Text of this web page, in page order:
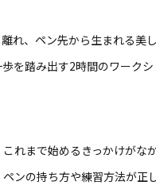
れ、ペン先から生まれる
を踏み出す2時間のワークシ
これまで始めるきっかけがな
ペンの持ち方や練習方法が正